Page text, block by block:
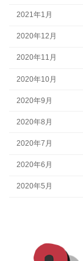
2021年1月
2020年12月
2020年11月
2020年10月
2020年9月
2020年8月
2020年7月
2020年6月
2020年5月